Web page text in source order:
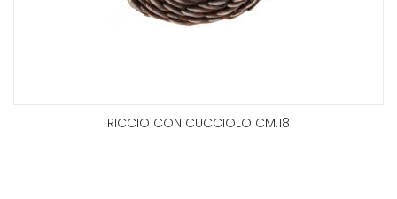
RICCIO CON CUCCIOLO CM.18